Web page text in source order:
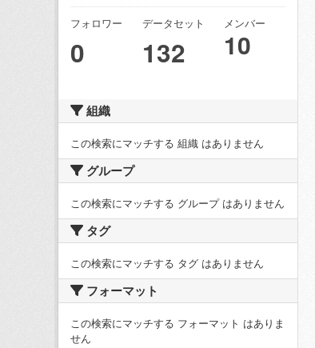
フォロワー
0
データセット
132
メンバー
10
組織
この検索にマッチする 組織 はありません
グループ
この検索にマッチする グループ はありません
タグ
この検索にマッチする タグ はありません
フォーマット
この検索にマッチする フォーマット はありま
せん